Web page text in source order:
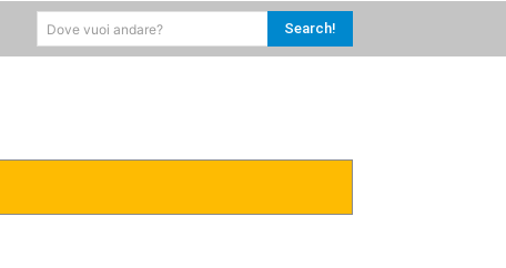
Dove vuoi andare? Search!